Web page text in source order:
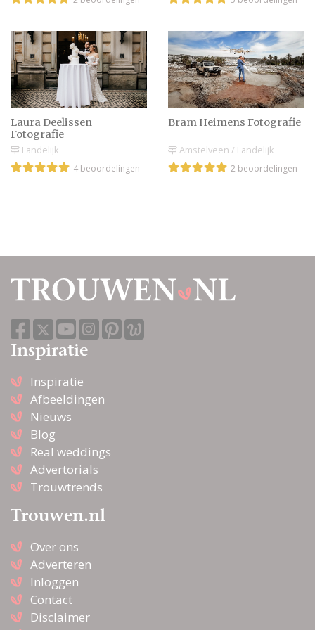
Laura Deelissen
Fotografie
Landelijk
4 beoordelingen
Bram Heimens Fotografie
Amstelveen / Landelijk
2 beoordelingen
maken door een
het zelf online?
Duo fotograaf voor je
bruiloft inhuren |
Voordelen duo shooters
Blader door
trouwfotografie
verloving tot ja-woord
Koppel loveshoot op
locatie | Ins & outs
Inspiratie
Inspiratie
Afbeeldingen
Nieuws
Blog
Real weddings
Advertorials
Trouwtrends
Trouwen.nl
Over ons
Adverteren
Inloggen
Contact
Disclaimer